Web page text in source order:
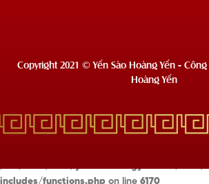
Copyright 2021 © Yến Sào Hoàng Yến - Công
Hoàng Yến
Deprecated: Hàm wc_enqueue_js hiện tại
/usr/local/lsws/yensaohoangyen.com/html/
includes/functions.php on line 6170